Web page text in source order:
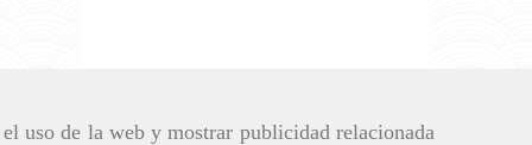
uso de la web y mostrar publicidad relacionada